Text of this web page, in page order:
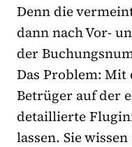
Denn die
dann nach Vor-
der
Das Problem: Mit
Betrüger auf der
detaillierte
lassen. Sie